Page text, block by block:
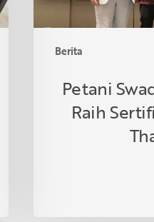
Berita
Petani
Raih